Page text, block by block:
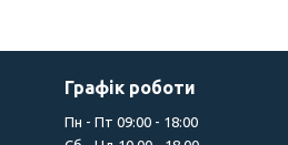
Графік роботи
Пн - Пт 09:00 - 18:00